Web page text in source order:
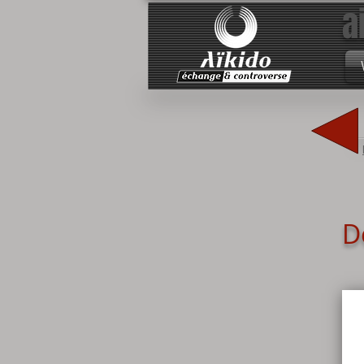
échange &